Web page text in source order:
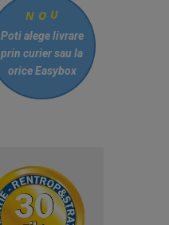
N O U
Poti alege livrare
prin curiersau la
orice Easybox